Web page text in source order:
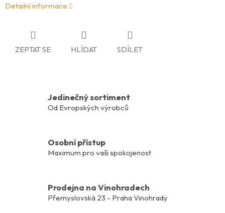
Detailní informace
ZEPTAT SE HLÍDAT SDÍLET
Jedinečný sortiment
Od Evropských výrobců
Osobní přístup
Maximum pro vaši spokojenost
Prodejna na Vinohradech
Přemyslovská 23 - Praha Vinohrady